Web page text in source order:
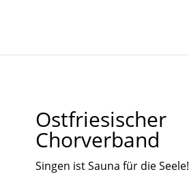
Ostfriesischer
Chorverband
Singen ist Sauna für die Seele!